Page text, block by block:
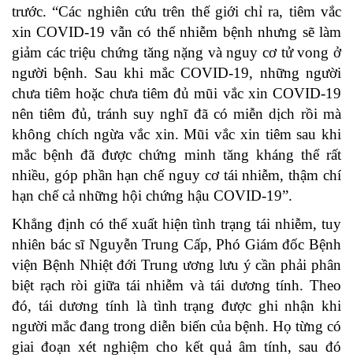
trước. “Các nghiên cứu trên thế giới chỉ ra, tiêm vắc
xin COVID-19 vẫn có thể nhiễm bệnh nhưng sẽ làm
giảm các triệu chứng tăng nặng và nguy cơ tử vong ở
người bệnh. Sau khi mắc COVID-19, những người
chưa tiêm hoặc chưa tiêm đủ mũi vắc xin COVID-19
nên tiêm đủ, tránh suy nghĩ đã có miễn dịch rồi mà
không chích ngừa vắc xin. Mũi vắc xin tiêm sau khi
mắc bệnh đã được chứng minh tăng kháng thể rất
nhiều, góp phần hạn chế nguy cơ tái nhiễm, thậm chí
hạn chế cả những hội chứng hậu COVID-19”.
Khẳng định có thể xuất hiện tình trạng tái nhiễm, tuy
nhiên bác sĩ Nguyễn Trung Cấp, Phó Giám đốc Bệnh
viện Bệnh Nhiệt đới Trung ương lưu ý cần phải phân
biệt rạch ròi giữa tái nhiễm và tái dương tính. Theo
đó, tái dương tính là tình trạng được ghi nhận khi
người mắc đang trong diễn biến của bệnh. Họ từng có
giai đoạn xét nghiệm cho kết quả âm tính, sau đó